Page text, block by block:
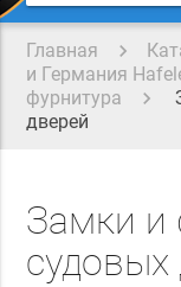
Главная
и Германия
фурнитура
дверей
Замки и
судовых